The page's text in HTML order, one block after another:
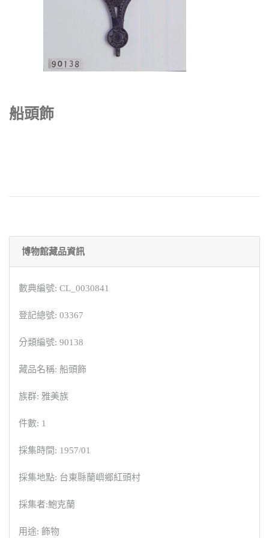
船頭飾
博物館藏品資訊
數典編號: CL_0030841
登記總號: 03367
分類編號: 90138
藏品名稱: 船頭飾
族群: 雅美族
件數: 1
採集時間: 1957/01
採集地點: 台東縣蘭嶼鄉紅頭村
採集者:鮑克蘭
用途: 飾物